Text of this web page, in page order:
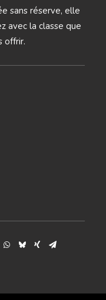
sans réserve, elle
avec la classe que
offrir.